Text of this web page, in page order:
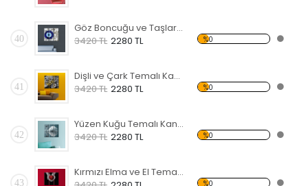
40
Göz Boncuğu ve Taşlar Temalı Kanvas Tablo
3420 TL 2280 TL %0
41
Dişli ve Çark Temalı Kanvas Tablo
3420 TL 2280 TL %0
42
Yüzen Kuğu Temalı Kanvas Tablo
3420 TL 2280 TL %0
43
Kırmızı Elma ve El Temalı Kanvas Tablo
%0